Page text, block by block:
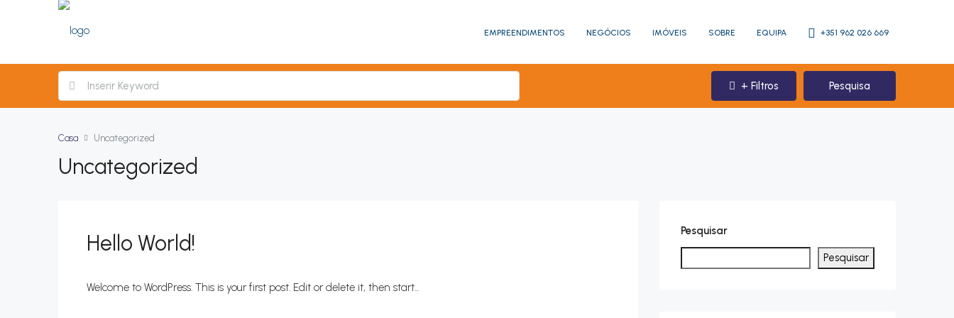
EMPREENDIMENTOS NEGÓCIOS IMÓVEIS SOBRE EQUIPA +351 962 026 669
+ Filtros Pesquisa
Casa Uncategorized
Uncategorized
Hello World!
Welcome to WordPress. This is your first post. Edit or delete it, then start...
Pesquisar
Pesquisar